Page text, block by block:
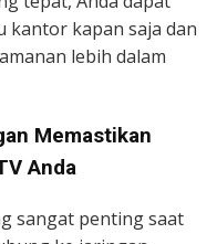
kantor kapan saja dan
lebih dalam
Memastikan
Anda
sangat penting saat